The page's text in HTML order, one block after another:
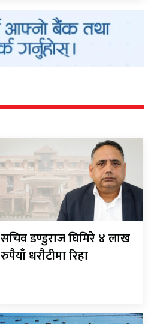
सचिव डण्डुराज घिमिरे ४ लाख
रुपैयाँ धरौटीमा रिहा